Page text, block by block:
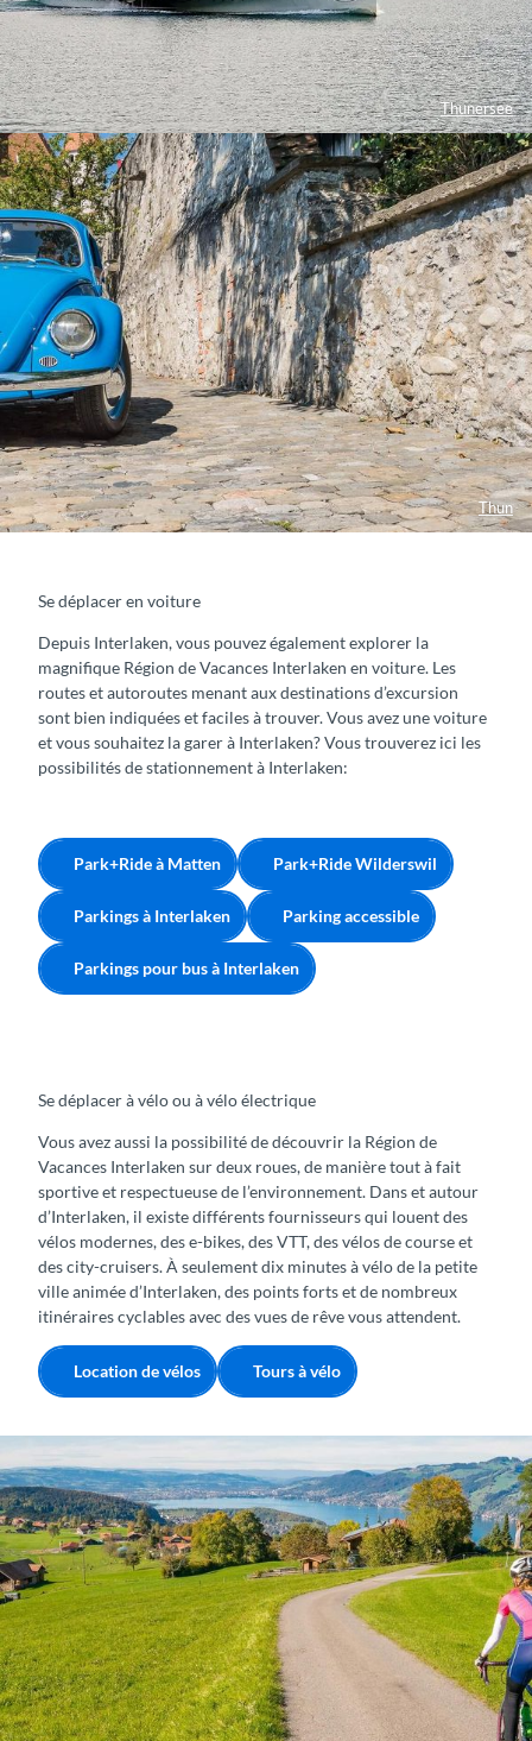
Thunersee
Thun
Se déplacer en voiture
Depuis Interlaken, vous pouvez également explorer la
magnifique Région de Vacances Interlaken en voiture. Les
routes et autoroutes menant aux destinations d’excursion
sont bien indiquées et faciles à trouver. Vous avez une voiture
et vous souhaitez la garer à Interlaken? Vous trouverez ici les
possibilités de stationnement à Interlaken:
Park+Ride à Matten Park+Ride Wilderswil
Parkings à Interlaken Parking accessible
Parkings pour bus à Interlaken
Se déplacer à vélo ou à vélo électrique
Vous avez aussi la possibilité de découvrir la Région de
Vacances Interlaken sur deux roues, de manière tout à fait
sportive et respectueuse de l’environnement. Dans et autour
d’Interlaken, il existe différents fournisseurs qui louent des
vélos modernes, des e-bikes, des VTT, des vélos de course et
des city-cruisers. À seulement dix minutes à vélo de la petite
ville animée d’Interlaken, des points forts et de nombreux
itinéraires cyclables avec des vues de rêve vous attendent.
Location de vélos Tours à vélo